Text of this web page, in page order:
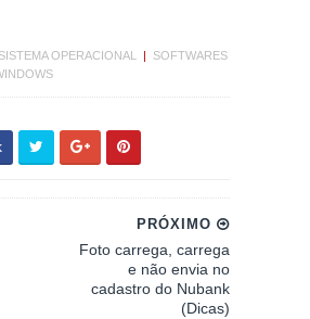
SISTEMA OPERACIONAL |
SOFTWARES
PRÓXIMO
Foto carrega, carrega
e não envia no
cadastro do Nubank
(Dicas)